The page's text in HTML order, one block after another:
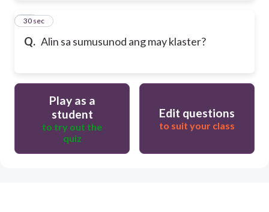
Q. Alin sa sumusunod ang may klaster?
60
30 sec
Play as a
student
to try out the
quiz
Edit questions
to suit your class